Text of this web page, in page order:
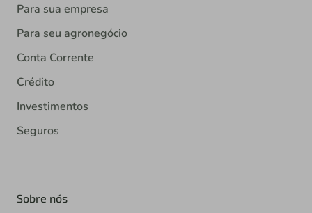
Para sua empresa
Para seu agronegócio
Conta Corrente
Crédito
Investimentos
Seguros
Sobre nós